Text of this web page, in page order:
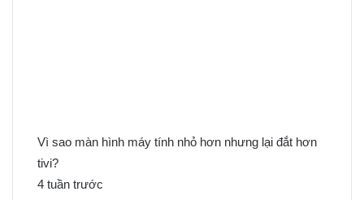
Vì sao màn hình máy tính nhỏ hơn nhưng lại đắt hơn
tivi?
4 tuần trước